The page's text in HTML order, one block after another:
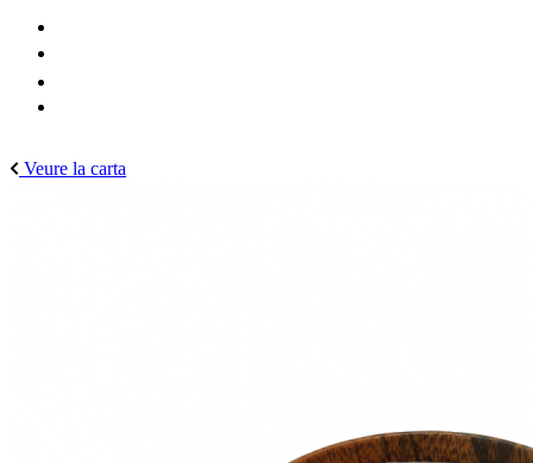
Veure la carta